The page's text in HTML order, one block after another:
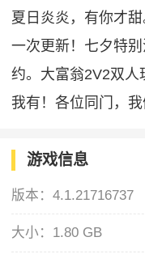
夏日炎炎，有你才
一次更新！七夕特
约。大富翁2V2双人
我有！各位同门，
游戏信息
版本：4.1.21716737
大小： 1.80 GB